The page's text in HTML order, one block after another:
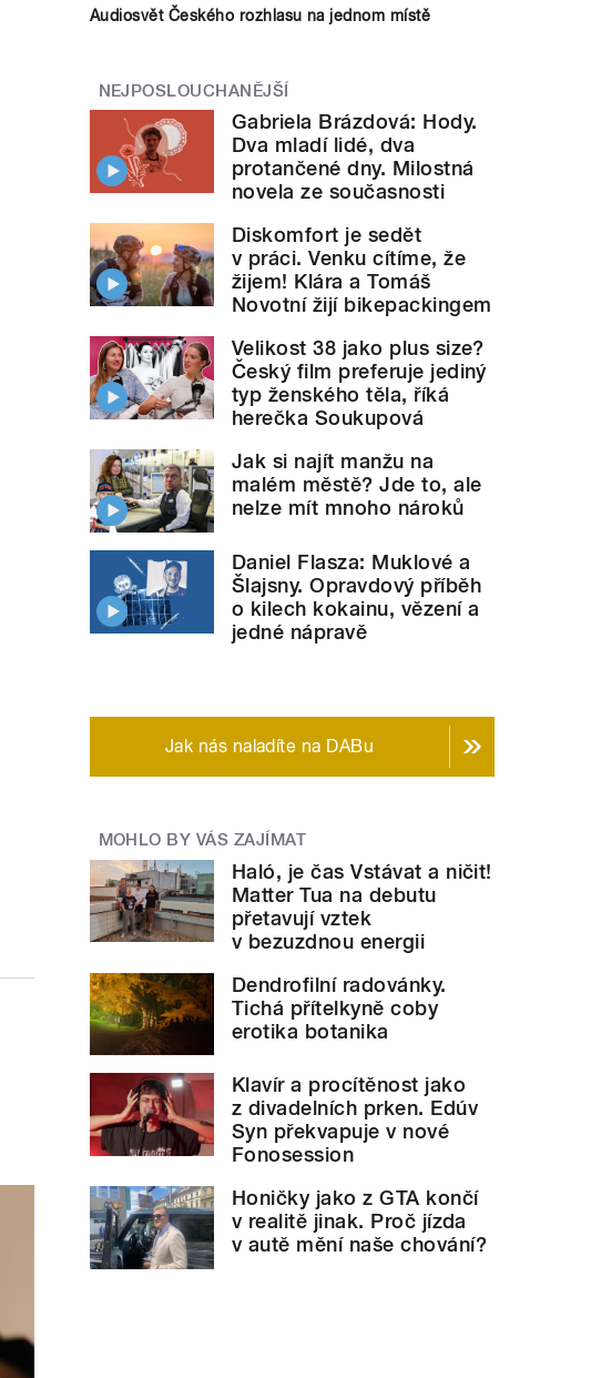
Audiosvět Českého rozhlasu na jednom místě
NEJPOSLOUCHANĚJŠÍ
Gabriela Brázdová: Hody.
Dva mladí lidé, dva
protančené dny. Milostná
novela ze současnosti
Diskomfort je sedět
v práci. Venku cítíme, že
žijem! Klára a Tomáš
Novotní žijí bikepackingem
Velikost 38 jako plus size?
Český film preferuje jediný
typ ženského těla, říká
herečka Soukupová
Jak si najít manžu na
malém městě? Jde to, ale
nelze mít mnoho nároků
Daniel Flasza: Muklové a
Šlajsny. Opravdový příběh
o kilech kokainu, vězení a
jedné nápravě
Jak nás naladíte na DABu
MOHLO BY VÁS ZAJÍMAT
Haló, je čas Vstávat a ničit!
Matter Tua na debutu
přetavují vztek
v bezuzdnou energii
Dendrofilní radovánky.
Tichá přítelkyně coby
erotika botanika
Klavír a procítěnost jako
z divadelních prken. Edúv
Syn překvapuje v nové
Fonosession
Honičky jako z GTA končí
v realitě jinak. Proč jízda
v autě mění naše chování?